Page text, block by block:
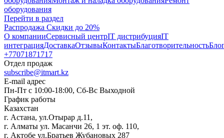
оборудования
Перейти в раздел
Распродажа Скидки до 20%
О компанииСервисный центрIT дистрибуцияIT
интеграцияДоставкаОтзывыКонтактыБлаготворительность
+77071871717
Отдел продаж
subscribe@itmart.kz
E-mail адрес
Пн-Пт с 10:00-18:00, Сб-Вс Выходной
График работы
Казахстан
г. Астана, ул.Отырар д.11,
г. Алматы ул. Масанчи 26, 1 эт. оф. 110,
г. Актобе ул.Братьев Жубановых 287